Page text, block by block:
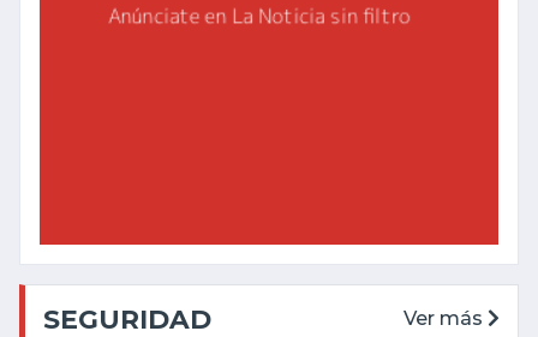
SEGURIDAD Ver más